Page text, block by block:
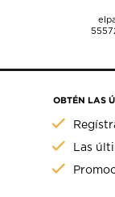
OBTÉN LAS
Las